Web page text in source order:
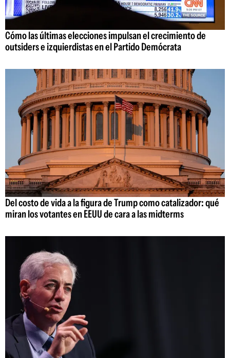
Cómo las últimas elecciones impulsan el crecimiento de
outsiders e izquierdistas en el Partido Demócrata
Del costo de vida a la figura de Trump como catalizador: qué
miran los votantes en EEUU de cara a las midterms